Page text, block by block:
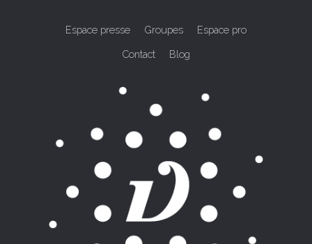
Espace presse Groupes Espace pro
Contact Blog